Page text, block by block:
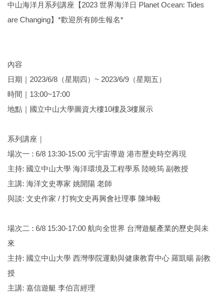
教學資訊
高中生專區網頁
離岸風電海事工程碩士班網頁
海事工程學程網頁
系友交流
臉書專區
中山海洋月系列講座【2023 世界海洋日 Planet Ocean: Tides
are Changing】*歡迎所有師生報名*
內容
日期｜2023/6/8（星期四）~ 2023/6/9（星期五）
時間｜13:00~17:00
地點｜國立中山大學圖資大樓10樓及3樓展示
系列講座｜
場次一 : 6/8 13:30-15:00 元宇宙導遊 港市歷史時空再現
主持: 國立中山大學 海洋環境及工程學系 陸曉筠 副教授
主講: 海洋文史專家 姚開陽 老師
與談: 文史作家 / 打狗文史再興會社理事 陳坤毅
場次二 : 6/8 15:30-17:00 航向全世界 台灣遊艇產業的歷史與未
來
主持: 國立中山大學 西灣學院運動與健康教育中心 羅凱暘 副教
授
主講: 嘉信遊艇 李伯言經理